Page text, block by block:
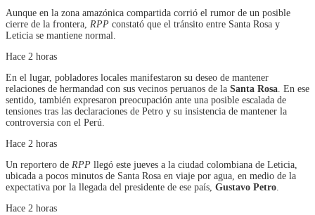
Aunque en la zona amazónica compartida corrió el rumor de un posible
cierre de la frontera, RPP constató que el tránsito entre Santa Rosa y
Leticia se mantiene normal.
Hace 2 horas
En el lugar, pobladores locales manifestaron su deseo de mantener
relaciones de hermandad con sus vecinos peruanos de la Santa Rosa . En ese
sentido, también expresaron preocupación ante una posible escalada de
tensiones tras las declaraciones de Petro y su insistencia de mantener la
controversia con el Perú.
Hace 2 horas
Un reportero de RPP llegó este jueves a la ciudad colombiana de Leticia,
ubicada a pocos minutos de Santa Rosa en viaje por agua, en medio de la
expectativa por la llegada del presidente de ese país, Gustavo Petro
Hace 2 horas